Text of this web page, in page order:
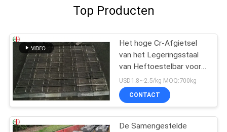
Top Producten
Het hoge Cr-Afgietsel
van het Legeringsstaal
van Heftoestelbar voor
Molendelen, Slijtvaste
EB2009
USD1.8~2.5/kg MOQ:700kg
CONTACT
De Samengestelde